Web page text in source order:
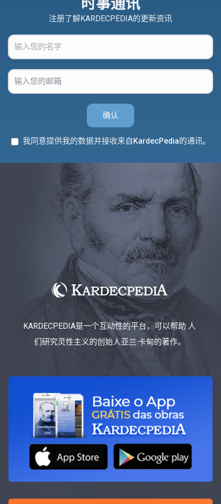
注册了解KARDECPEDIA的更新资讯
确认
我同意提供我的数据并接收来自KardecPedia的通讯。
KARDECPEDIA是一个互动性的平台，可以帮助 人
们研究灵性主义的创始人亚兰·卡甸的著作。